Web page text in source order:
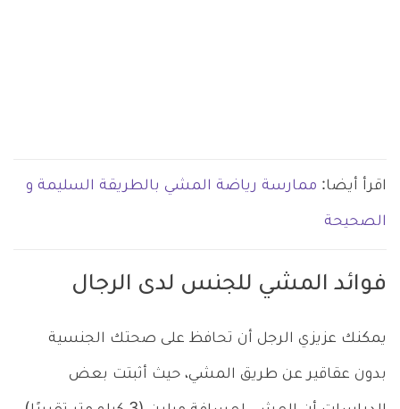
اقرأ أيضا: ممارسة رياضة المشي بالطريقة السليمة و
الصحيحة
فوائد المشي للجنس لدى الرجال
يمكنك عزيزي الرجل أن تحافظ على صحتك الجنسية
بدون عقاقير عن طريق المشي، حيث أثبتت بعض